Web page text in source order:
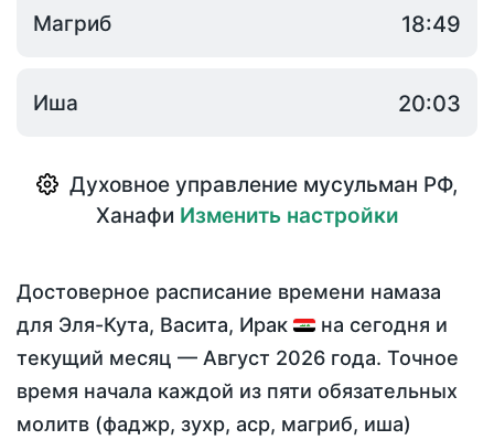
Магриб 18:49
Иша 20:03
Духовное управление мусульман РФ,
Ханафи Изменить настройки
Достоверное расписание времени намаза
для Эля-Кута, Васита, Ирак
на сегодня и
текущий месяц — Август 2026 года. Точное
время начала каждой из пяти обязательных
молитв (фаджр, зухр, аср, магриб, иша)